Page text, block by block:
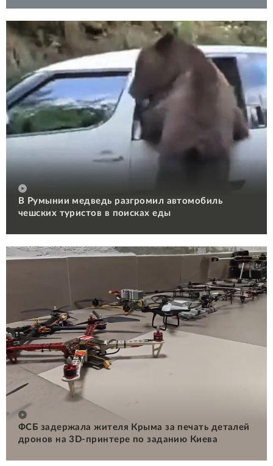
В Румынии медведь разгромил автомобиль
чешских туристов в поисках еды
ФСБ задержала жителя Крыма за печать деталей
дронов на 3D-принтере по заданию Киева